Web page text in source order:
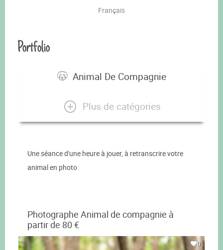
Français
Portfolio
Animal De Compagnie
Plus de catégories
Une séance d'une heure à jouer, à retranscrire votre
animal en photo
Photographe Animal de compagnie à
partir de 80 €
0